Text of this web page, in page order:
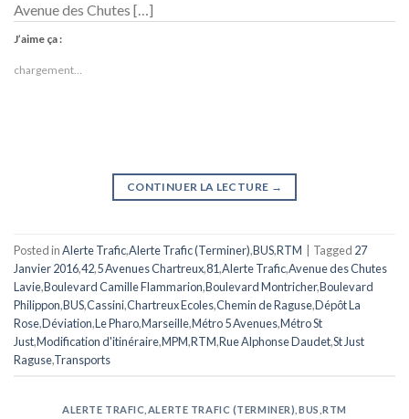
Avenue des Chutes […]
J’aime ça :
chargement…
CONTINUER LA LECTURE →
Posted inAlerte Trafic,Alerte Trafic (Terminer),BUS,RTM Tagged 27
Janvier 2016,42,5 Avenues Chartreux,81,Alerte Trafic,Avenue des Chutes
Lavie,Boulevard Camille Flammarion,Boulevard Montricher,Boulevard
Philippon,BUS,Cassini,Chartreux Ecoles,Chemin de Raguse,Dépôt La
Rose,Déviation,Le Pharo,Marseille,Métro 5 Avenues,Métro St
Just,Modification d'itinéraire,MPM,RTM,Rue Alphonse Daudet,St Just
Raguse,Transports
ALERTE TRAFIC ALERTE TRAFIC (TERMINER) BUS ,RTM